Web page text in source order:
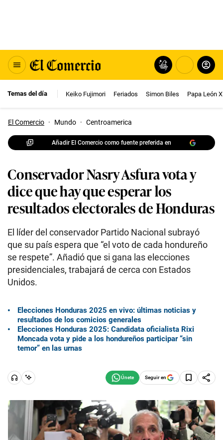
Temas del día Keiko Fujimori Feriados Simon Biles Papa León
El Comercio · Mundo · Centroamerica
Añadir El Comercio como fuente preferida en
Conservador Nasry Asfura vota y
dice que hay que esperar los
resultados electorales de Honduras
El líder del conservador Partido Nacional subrayó
que su país espera que “el voto de cada hondureño
se respete”. Añadió que si gana las elecciones
presidenciales, trabajará de cerca con Estados
Unidos.
Elecciones Honduras 2025 en vivo: últimas noticias y
resultados de los comicios generales
Elecciones Honduras 2025: Candidata oficialista Rixi
Moncada vota y pide a los hondureños participar “sin
temor” en las urnas
Seguir en